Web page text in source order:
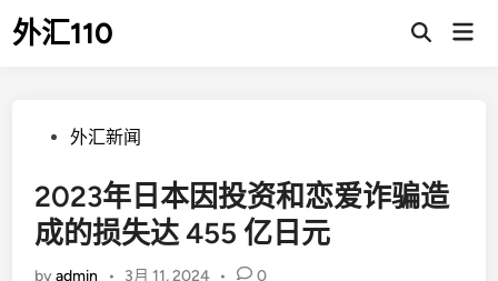
Skip
to外汇110
Open
Posted外汇新闻
2023年日本因投资和恋爱诈骗造
成的损失达 455 亿日元
byadmin • 3月 11, 2024 • 0